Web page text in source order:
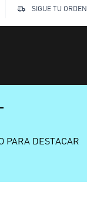
SIGUE TU ORDEN
PARA DESTACAR